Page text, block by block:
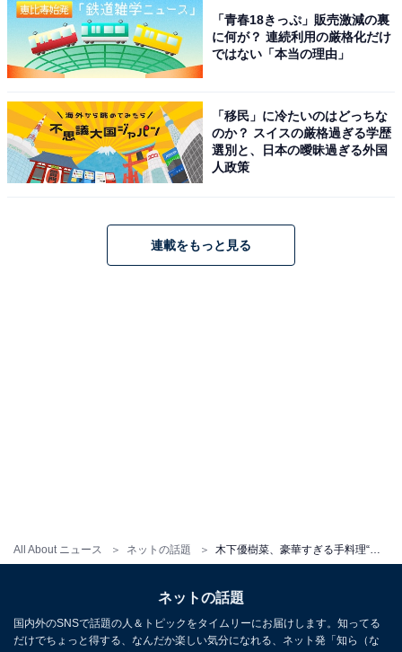
All About ニュース ネットの話題
「青春18きっぷ」販売激減の裏
に何が？ 連続利用の厳格化だけ
ではない「本当の理由」
「移民」に冷たいのはどっちな
のか？ スイスの厳格過ぎる学歴
選別と、日本の曖昧過ぎる外国
人政策
連載をもっと見る
ネットの話題
国内外のSNSで話題の人＆トピックをタイムリーにお届けします。知ってる
だけでちょっと得する、なんだか楽しい気分になれる、ネット発「知ら（な